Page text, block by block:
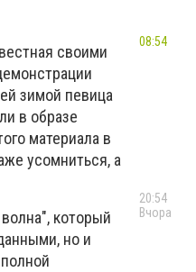
своими
зимой певица
в образе
материала в
усомниться, а
который
но и
08:54
20:54
Вчора